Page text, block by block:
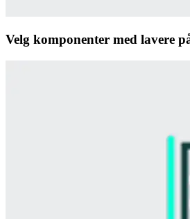
Velg komponenter med lavere